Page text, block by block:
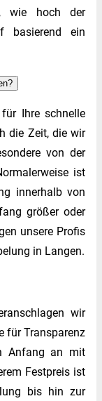
wie hoch der
basierend ein
Ihre schnelle
die Zeit, die wir
von der
ist
innerhalb von
größer oder
unsere Profis
in Langen.
wir
für Transparenz
Anfang an mit
Festpreis ist
bis hin zur